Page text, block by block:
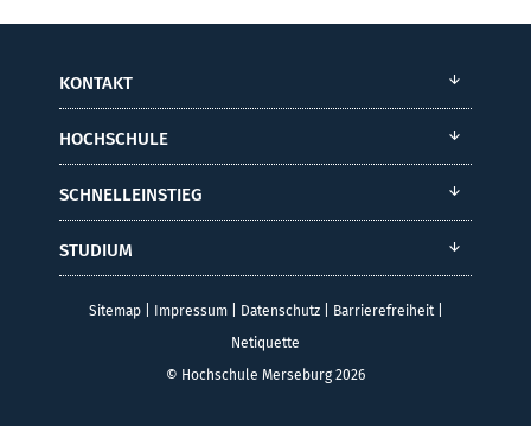
KONTAKT
HOCHSCHULE
SCHNELLEINSTIEG
STUDIUM
Sitemap| Impressum| Datenschutz| Barrierefreiheit|
Netiquette
© Hochschule Merseburg 2026